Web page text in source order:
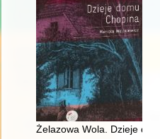
Żelazowa Wola. Dzieje